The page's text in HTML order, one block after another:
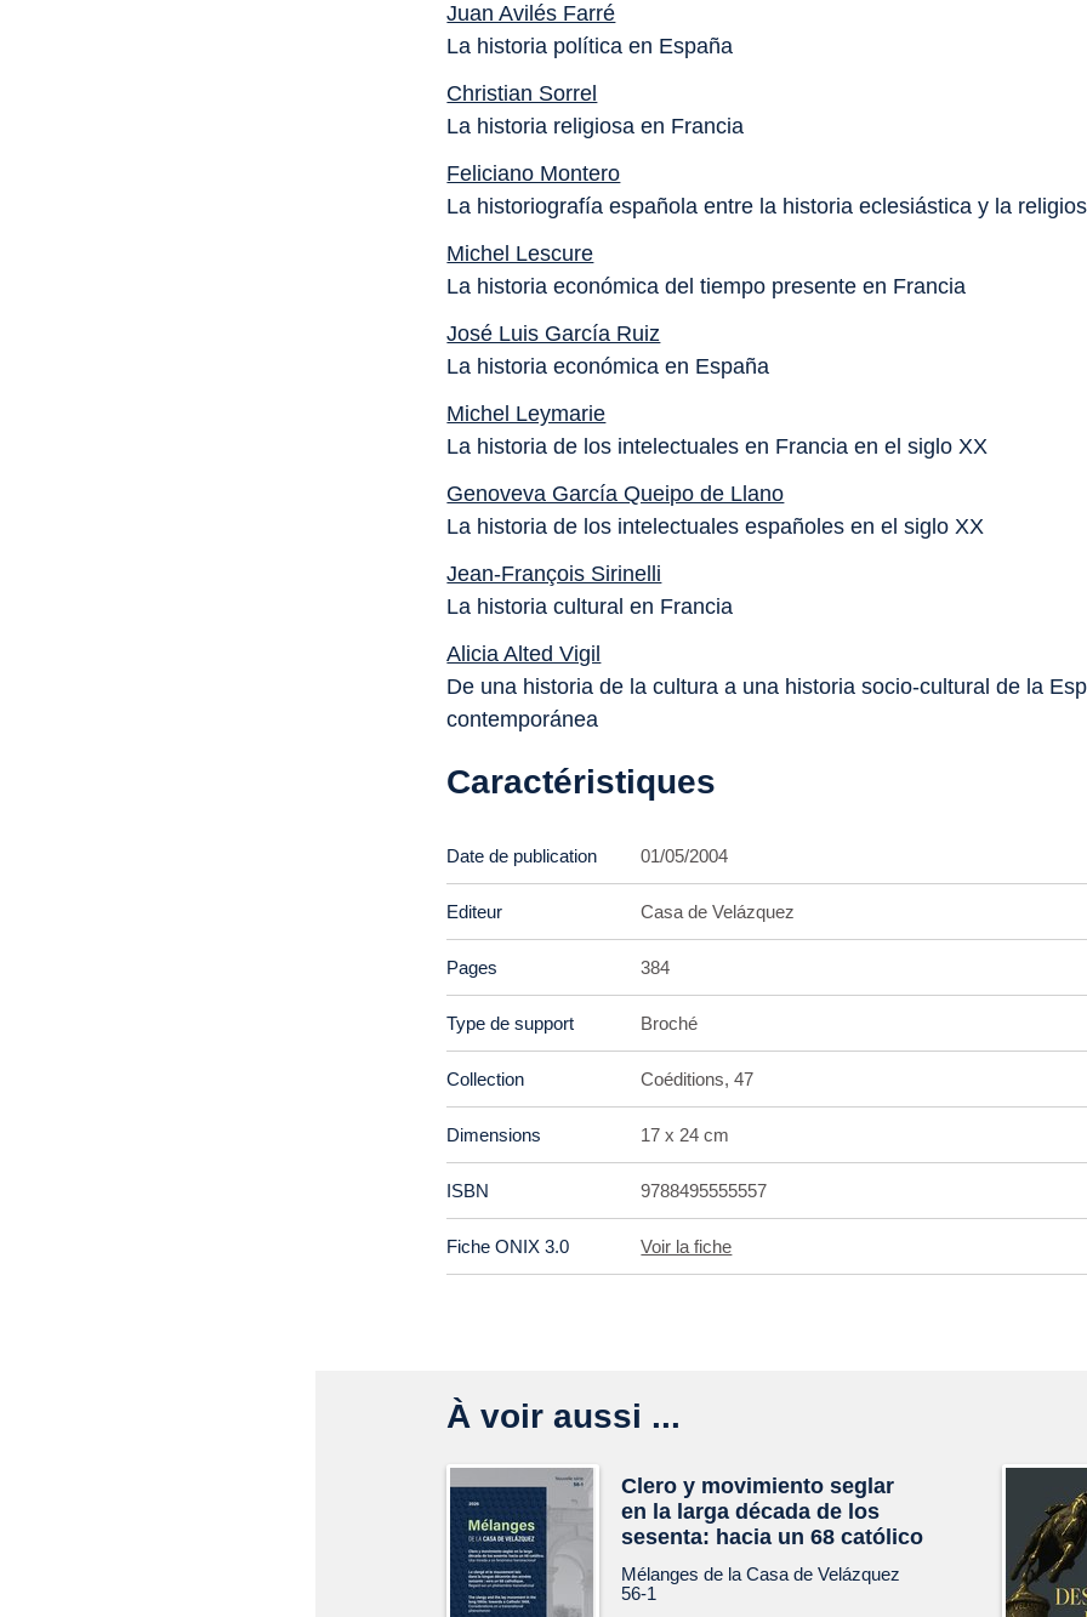
Juan Avilés Farré
La historia política en España
Christian Sorrel
La historia religiosa en Francia
Feliciano Montero
La historiografía española entre la historia eclesiástica y la
Michel Lescure
La historia económica del tiempo presente en Francia
José Luis García Ruiz
La historia económica en España
Michel Leymarie
La historia de los intelectuales en Francia en el siglo XX
Genoveva García Queipo de Llano
La historia de los intelectuales españoles en el siglo XX
Jean-François Sirinelli
La historia cultural en Francia
Alicia Alted Vigil
De una historia de la cultura a una historia socio-cultural de la
contemporánea
Caractéristiques
Date de publication 01/05/2004
Editeur Casa de Velázquez
Pages 384
Type de support Broché
Collection Coéditions, 47
Dimensions 17 x 24 cm
ISBN 9788495555557
Fiche ONIX 3.0 Voir la fiche
À voir aussi ...
Clero y movimiento seglar
en la larga década de los
sesenta: hacia un 68 católico
Mélanges de la Casa de Velázquez
56-1